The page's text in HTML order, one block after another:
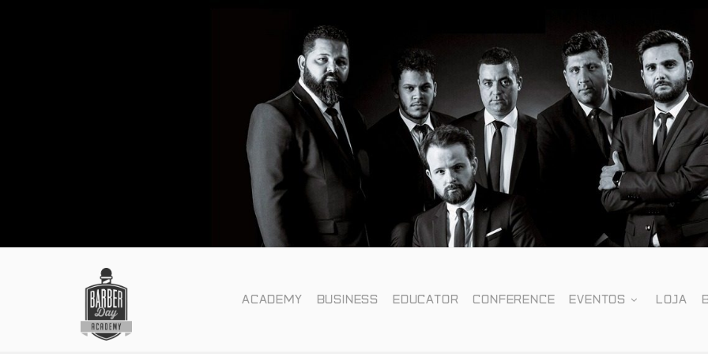
ACADEMY BUSINESS EDUCATOR CONFERENCE EVENTOS LOJA